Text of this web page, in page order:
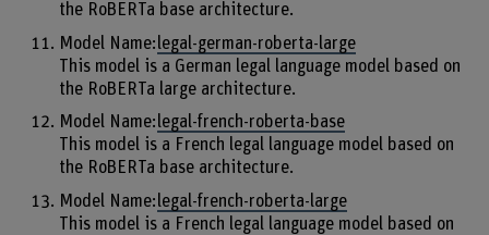
the RoBERTa base architecture.
Model Name: legal-german-roberta-large
This model is a German legal language model based on
the RoBERTa large architecture.
Model Name:legal-french-roberta-base
This model is a French legal language model based on
the RoBERTa base architecture.
Model Name: legal-french-roberta-large
This model is a French legal language model based on